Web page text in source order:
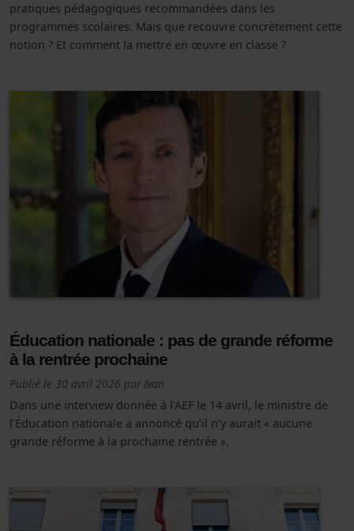
pratiques pédagogiques recommandées dans les
programmes scolaires. Mais que recouvre concrètement cette
notion ? Et comment la mettre en œuvre en classe ?
Éducation nationale : pas de grande réforme
à la rentrée prochaine
Publié le 30 avril 2026 parIvan
Dans une interview donnée à l'AEF le 14 avril, le ministre de
l’Éducation nationale a annoncé qu’il n’y aurait « aucune
grande réforme à la prochaine rentrée ».